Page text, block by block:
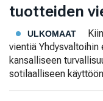
tuotteiden
ULKOMAAT
vientiä
kansalliseen
sotilaalliseen